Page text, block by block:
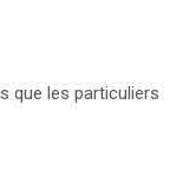
que les particuliers